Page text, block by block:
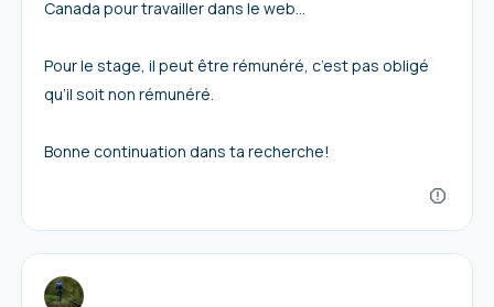
Canada pour travailler dans le web…
Pour le stage, il peut être rémunéré, c’est pas obligé
qu’il soit non rémunéré.
Bonne continuation dans ta recherche!